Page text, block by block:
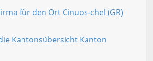
für den Ort Cinuos-chel (GR)
Kantonsübersicht Kanton